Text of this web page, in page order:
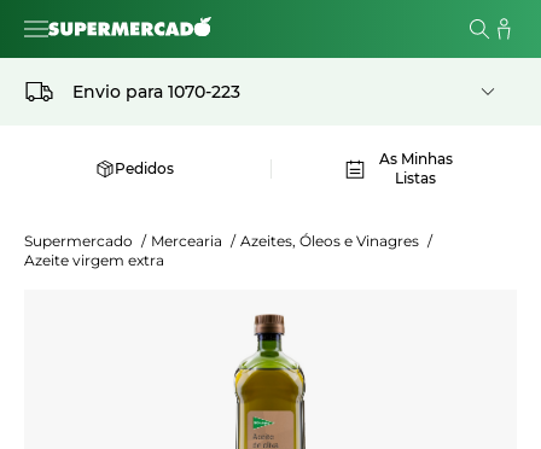
Envio para 1070-223
Pedidos
As Minhas
Listas
Supermercado / Mercearia / Azeites, Óleos e Vinagres /
Azeite virgem extra